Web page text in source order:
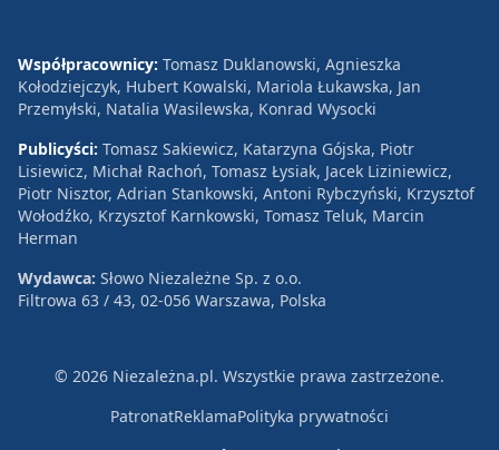
Współpracownicy: Tomasz Duklanowski, Agnieszka
Kołodziejczyk, Hubert Kowalski, Mariola Łukawska, Jan
Przemyłski, Natalia Wasilewska, Konrad Wysocki
Publicyści: Tomasz Sakiewicz, Katarzyna Gójska, Piotr
Lisiewicz, Michał Rachoń, Tomasz Łysiak, Jacek Liziniewicz,
Piotr Nisztor, Adrian Stankowski, Antoni Rybczyński, Krzysztof
Wołodźko, Krzysztof Karnkowski, Tomasz Teluk, Marcin
Herman
Wydawca: Słowo Niezależne Sp. z o.o.
Filtrowa 63 / 43, 02-056 Warszawa, Polska
© 2026 Niezależna.pl. Wszystkie prawa zastrzeżone.
PatronatReklamaPolityka prywatności